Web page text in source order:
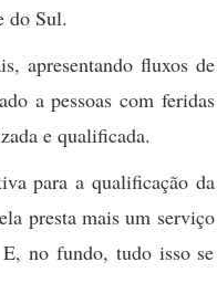
do Sul.
apresentando fluxos de
a pessoas com feridas
e qualificada.
para a qualificação da
presta mais um serviço
no fundo, tudo isso se